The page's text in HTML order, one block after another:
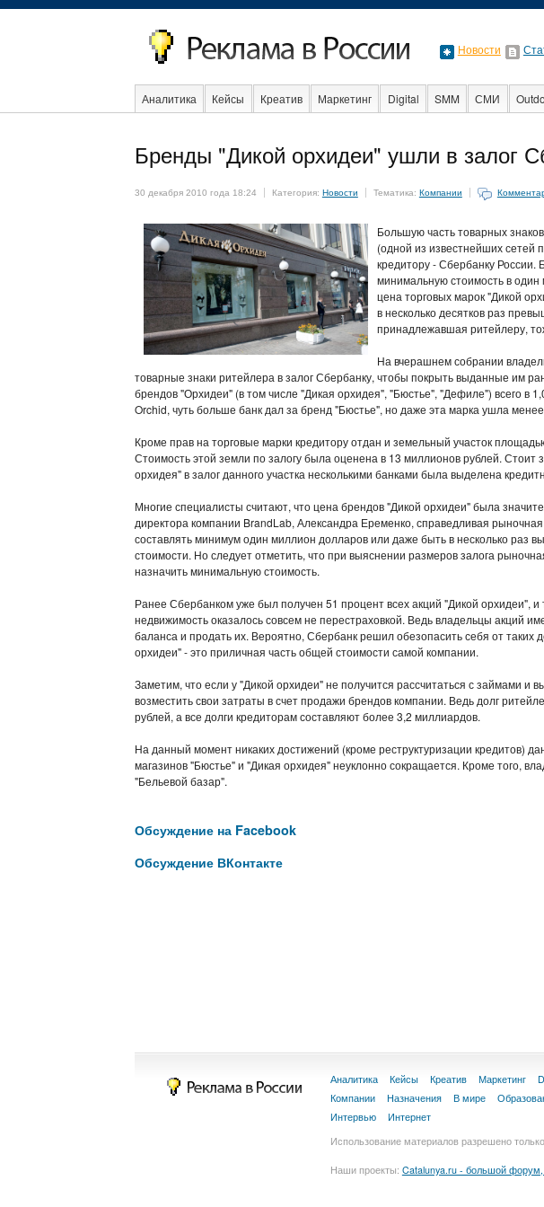
Новости
Аналитика Кейсы Креатив Маркетинг Digital SMM СМИ
Социальная реклама
Стартапы Факты Event Интервью Интернет
Бренды "Дикой орхидеи" ушли в залог
30 декабря 2010 года 18:24 Категория: Новости Тематика: Компании
Большую часть товарных
(одной из известнейших сетей
кредитору - Сбербанку России.
минимальную стоимость в
цена торговых марок "Дикой
в несколько десятков раз
принадлежавшая ритейлеру,
На вчерашнем собрании
товарные знаки ритейлера в залог Сбербанку, чтобы покрыть выданные им
брендов "Орхидеи" (в том числе "Дикая орхидея", "Бюстье", "Дефиле") всего в
Orchid, чуть больше банк дал за бренд "Бюстье", но даже эта марка ушла
Кроме прав на торговые марки кредитору отдан и земельный участок
Стоимость этой земли по залогу была оценена в 13 миллионов рублей. Стоит
орхидея" в залог данного участка несколькими банками была выделена
Многие специалисты считают, что цена брендов "Дикой орхидеи" была
директора компании BrandLab, Александра Еременко, справедливая
составлять минимум один миллион долларов или даже быть в несколько раз
стоимости. Но следует отметить, что при выяснении размеров залога
назначить минимальную стоимость.
Ранее Сбербанком уже был получен 51 процент всех акций "Дикой орхидеи",
недвижимость оказалось совсем не перестраховкой. Ведь владельцы акций
баланса и продать их. Вероятно, Сбербанк решил обезопасить себя от таких
орхидеи" - это приличная часть общей стоимости самой компании.
Заметим, что если у "Дикой орхидеи" не получится рассчитаться с займами и
возместить свои затраты в счет продажи брендов компании. Ведь долг
рублей, а все долги кредиторам составляют более 3,2 миллиардов.
На данный момент никаких достижений (кроме реструктуризации кредитов)
магазинов "Бюстье" и "Дикая орхидея" неуклонно сокращается. Кроме того,
"Бельевой базар".
Обсуждение на Facebook
Обсуждение ВКонтакте
Аналитика Кейсы Креатив Маркетинг
Компании
Назначения В мире
Интервью
Интернет
Использование материалов разрешено
Наши проекты: Catalunya.ru - большой форум,